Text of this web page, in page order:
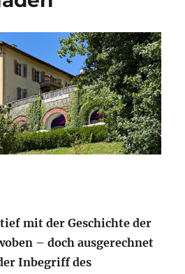
mit der Geschichte der
– doch ausgerechnet
Inbegriff des